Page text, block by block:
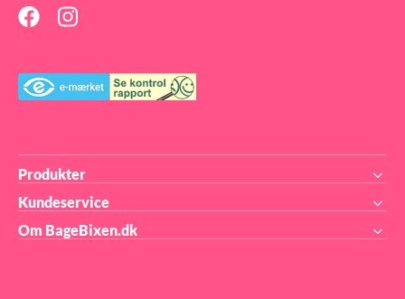
Produkter
Kundeservice
Om BageBixen.dk